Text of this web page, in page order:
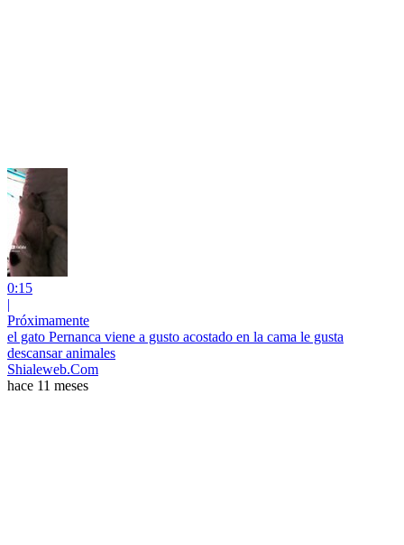
0:15
|
Próximamente
el gato Pernanca viene a gusto acostado en la cama le gusta
descansar animales
Shialeweb.Com
hace 11 meses